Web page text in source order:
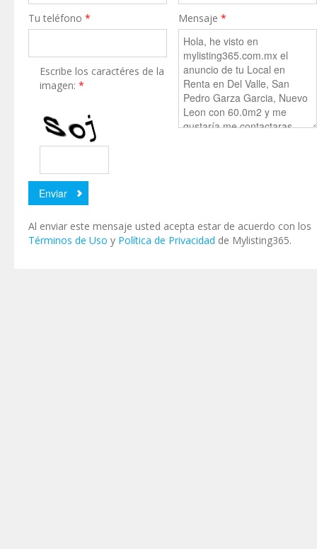
Tu teléfono * Mensaje*
Escribe los caractéres de la
imagen:*
Al enviar este mensaje usted acepta estar de acuerdo con los
Términos de Uso y Política de Privacidad de Mylisting365.